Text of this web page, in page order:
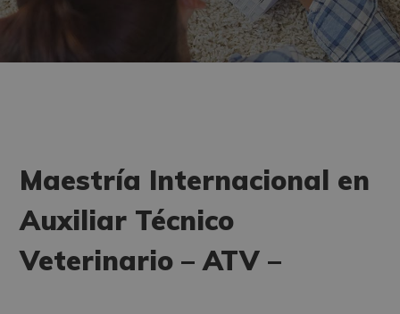
Maestría Internacional en
Auxiliar Técnico
Veterinario – ATV –